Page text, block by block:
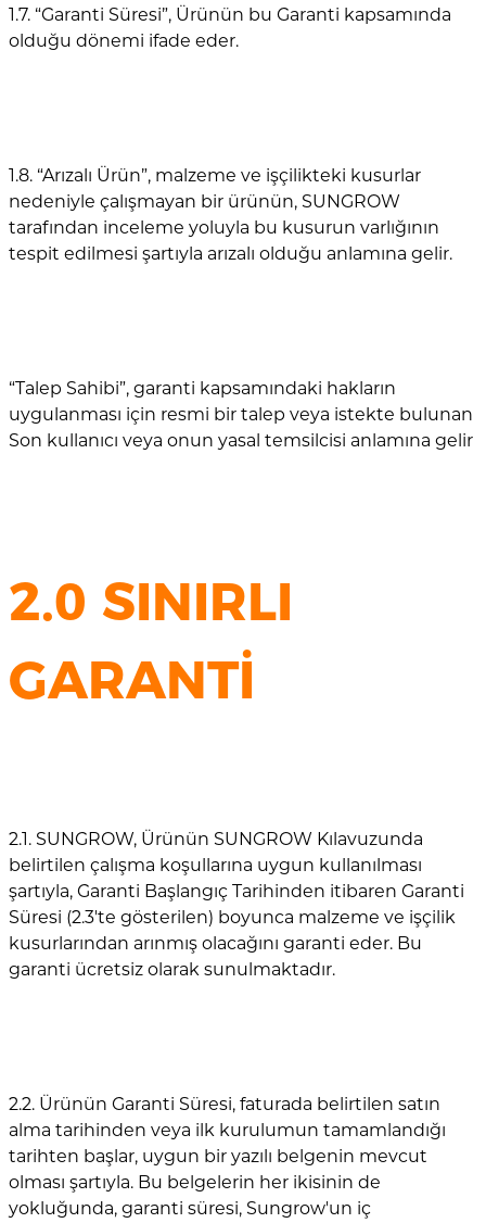
1.7. “Garanti Süresi”, Ürünün bu Garanti kapsamında
olduğu dönemi ifade eder.
1.8. “Arızalı Ürün”, malzeme ve işçilikteki kusurlar
nedeniyle çalışmayan bir ürünün, SUNGROW
tarafından inceleme yoluyla bu kusurun varlığının
tespit edilmesi şartıyla arızalı olduğu anlamına gelir.
“Talep Sahibi”, garanti kapsamındaki hakların
uygulanması için resmi bir talep veya istekte bulunan
Son kullanıcı veya onun yasal temsilcisi anlamına gelir
2.0 SINIRLI
GARANTİ
2.1. SUNGROW, Ürünün SUNGROW Kılavuzunda
belirtilen çalışma koşullarına uygun kullanılması
şartıyla, Garanti Başlangıç Tarihinden itibaren Garanti
Süresi (2.3'te gösterilen) boyunca malzeme ve işçilik
kusurlarından arınmış olacağını garanti eder. Bu
garanti ücretsiz olarak sunulmaktadır.
2.2. Ürünün Garanti Süresi, faturada belirtilen satın
alma tarihinden veya ilk kurulumun tamamlandığı
tarihten başlar, uygun bir yazılı belgenin mevcut
olması şartıyla. Bu belgelerin her ikisinin de
yokluğunda, garanti süresi, Sungrow'un iç